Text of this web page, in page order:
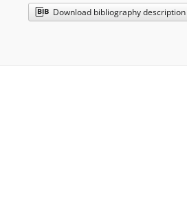
Download bibliography description